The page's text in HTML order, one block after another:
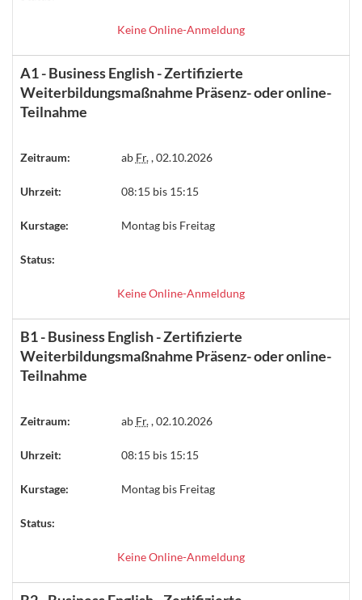
Keine Online-Anmeldung
A1 - Business English - Zertifizierte
Weiterbildungsmaßnahme Präsenz- oder online-
Teilnahme
Zeitraum: ab Fr., 02.10.2026
Uhrzeit: 08:15 bis 15:15
Kurstage: Montag bis Freitag
Status:
Keine Online-Anmeldung
B1 - Business English - Zertifizierte
Weiterbildungsmaßnahme Präsenz- oder online-
Teilnahme
Zeitraum: ab Fr., 02.10.2026
Uhrzeit: 08:15 bis 15:15
Kurstage: Montag bis Freitag
Status:
Keine Online-Anmeldung